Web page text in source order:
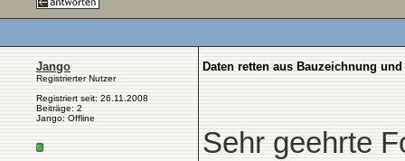
Jango
Registrierter Nutzer
Registriert seit: 26.11.2008
Beiträge: 2
Jango: Offline
Daten retten aus Bauzeichnung
Sehr geehrte